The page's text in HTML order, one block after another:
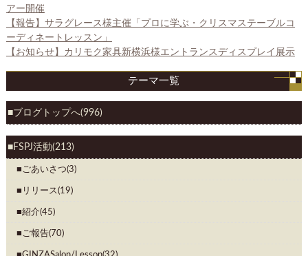
アー開催
【報告】サラグレース様主催「プロに学ぶ・クリスマステーブルコ
ーディネートレッスン」
【お知らせ】カリモク家具新横浜様エントランスディスプレイ展示
テーマ一覧
ブログトップへ(996)
FSPJ活動(213)
ごあいさつ(3)
リリース(19)
紹介(45)
ご報告(70)